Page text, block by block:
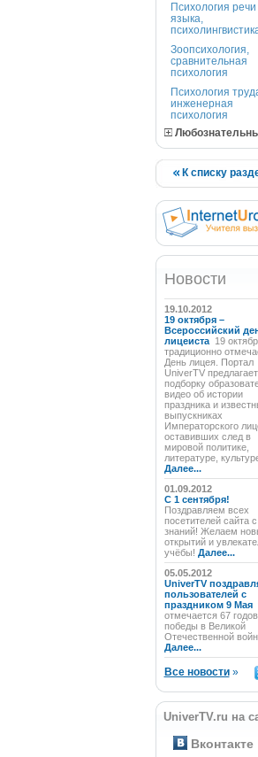
Психология речи
языка,
Зоопсихология,
сравнительная
психология
Психология
инженерная
психология
К списку
Новости
19.10.2012
19 октября –
Всероссийский
лицеиста 19
традиционно
День лицея. Портал
UniverTV
подборку
видео об истории
праздника и
выпускниках
Императорского
оставивших след в
мировой политике,
литературе,
Далее...
01.09.2012
C 1 сентября!
Поздравляем всех
посетителей сайта
знаний! Желаем
открытий и
учёбы! Далее...
05.05.2012
UniverTV
пользователей с
праздником 9 Мая
отмечается 67
победы в Великой
Отечественной
Далее...
Все новости»
UniverTV.ru на
Вконтакте